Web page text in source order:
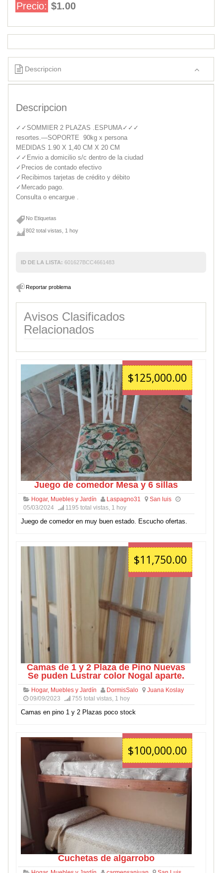
Precio: $1.00
Descripcion
Descripcion
✓✓SOMMIER 2 PLAZAS .ESPUMA✓✓✓
resortes.—SOPORTE 90kg x persona
MEDIDAS 1.90 X 1,40 CM X 20 CM
✓✓Envio a domicilio s/c dentro de la ciudad
✓Precios de contado efectivo
✓Recibimos tarjetas de crédito y débito
‌✓Mercado pago.
Consulta o encargue .
No Etiquetas
802 total vistas, 1 hoy
ID DE LA LISTA: 601627BCC4661483
Reportar problema
Avisos Clasificados
Relacionados
$125,000.00
Juego de comedor Mesa y 6 sillas
Hogar, Muebles y Jardín Laspagno31
San luis
05/03/2024
1195 total vistas, 1 hoy
Juego de comedor en muy buen estado. Escucho ofertas.
$11,750.00
Camas de 1 y 2 Plaza de Pino Nuevas
Se puden Lustrar color Nogal aparte.
Hogar, Muebles y Jardín DormisSalo
Juana Koslay
09/09/2023
755 total vistas, 1 hoy
Camas en pino 1 y 2 Plazas poco stock
$100,000.00
Cuchetas de algarrobo